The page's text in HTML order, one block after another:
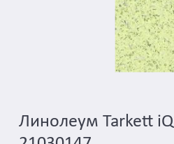
Линолеум Tarkett